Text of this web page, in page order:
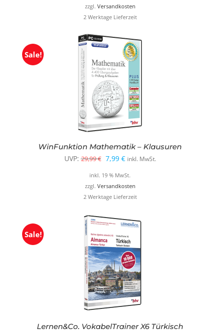
war:
19,99 €
ist:
8,99 €.
zzgl. Versandkosten
2 Werktage Lieferzeit
Sale!
WinFunktion Mathematik – Klausuren
UVP: 29,99€ Ursprünglicher
Preis
war:
29,99 €
7,99 €Aktueller
Preis
ist:
7,99 €.
inkl. MwSt.
inkl. 19 % MwSt.
zzgl. Versandkosten
2 Werktage Lieferzeit
Sale!
Lernen&Co. VokabelTrainer X6 Türkisch